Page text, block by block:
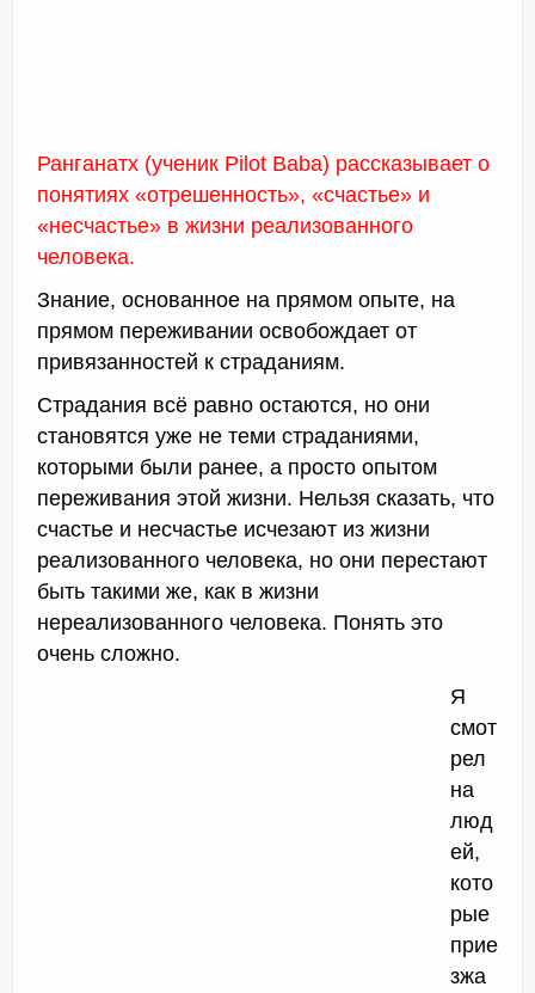
Йога для начинающих
Триггерные точки
Контакты
Ранганатх (ученик Pilot Baba) рассказывает о
понятиях «отрешенность», «счастье» и
«несчастье» в жизни реализованного
человека.
Знание, основанное на прямом опыте, на
прямом переживании освобождает от
привязанностей к страданиям.
Страдания всё равно остаются, но они
становятся уже не теми страданиями,
которыми были ранее, а просто опытом
переживания этой жизни. Нельзя сказать, что
счастье и несчастье исчезают из жизни
реализованного человека, но они перестают
быть такими же, как в жизни
нереализованного человека. Понять это
очень сложно.
Я
смот
рел
на
люд
ей,
кото
рые
прие
зжа